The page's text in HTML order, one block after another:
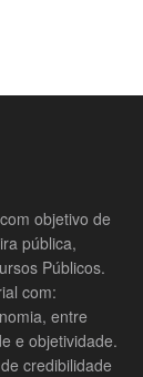
objetivo de
pública,
Públicos.
com:
entre
e objetividade.
credibilidade